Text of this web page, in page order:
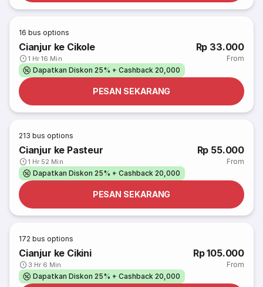
16 bus options
Cianjur ke Cikole
1 Hr 16 Min
Rp 33.000
From
Dapatkan Diskon 25% + Cashback 20,000
PESAN SEKARANG
213 bus options
Cianjur ke Pasteur
1 Hr 52 Min
Rp 55.000
From
Dapatkan Diskon 25% + Cashback 20,000
PESAN SEKARANG
172 bus options
Cianjur ke Cikini
3 Hr 6 Min
Rp 105.000
From
Dapatkan Diskon 25% + Cashback 20,000